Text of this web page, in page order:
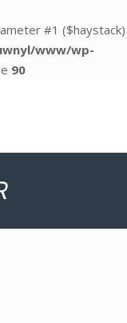
#1 ($haystack)
www/wp-
90